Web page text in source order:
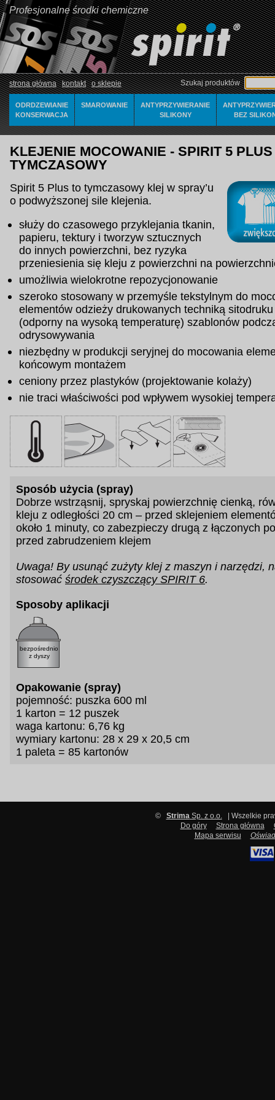
Profesjonalne środki chemiczne
strona główna kontakt o sklepie Szukaj produktów
ODRDZEWIANIE
KONSERWACJA
SMAROWANIE
ANTYPRZYWIERANIE
SILIKONY
BEZ
KLEJENIE MOCOWANIE - SPIRIT 5
TYMCZASOWY
Spirit 5 Plus to tymczasowy klej w spray’u
o podwyższonej sile klejenia.
służy do czasowego przyklejania tkanin,
papieru, tektury i tworzyw sztucznych
do innych powierzchni, bez ryzyka
przeniesienia się kleju z powierzchni na
umożliwia wielokrotne repozycjonowanie
szeroko stosowany w przemyśle tekstylnym do
elementów odzieży drukowanych techniką sitodruku
(odporny na wysoką temperaturę) szablonów
odrysowywania
niezbędny w produkcji seryjnej do mocowania
końcowym montażem
ceniony przez plastyków (projektowanie kolaży)
nie traci właściwości pod wpływem wysokiej
Sposób użycia (spray)
Dobrze wstrząsnij, spryskaj powierzchnię cienką,
kleju z odległości 20 cm – przed sklejeniem
około 1 minuty, co zabezpieczy drugą z łączonych
przed zabrudzeniem klejem
Uwaga! By usunąć zużyty klej z maszyn i narzędzi,
stosować środek czyszczący SPIRIT 6.
Sposoby aplikacji
bezpośrednio
z dyszy
Opakowanie (spray)
pojemność: puszka 600 ml
1 karton = 12 puszek
waga kartonu: 6,76 kg
wymiary kartonu: 28 x 29 x 20,5 cm
1 paleta = 85 kartonów
© StrimaSp. z o.o.
| Wszelkie
Do góry
Strona główna
Mapa serwisu